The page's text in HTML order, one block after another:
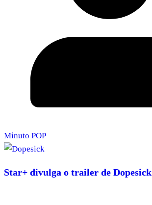
Minuto POP
Star+ divulga o trailer de Dopesick